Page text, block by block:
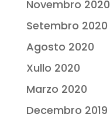
Novembro 2020
Setembro 2020
Agosto 2020
Xullo 2020
Marzo 2020
Decembro 2019